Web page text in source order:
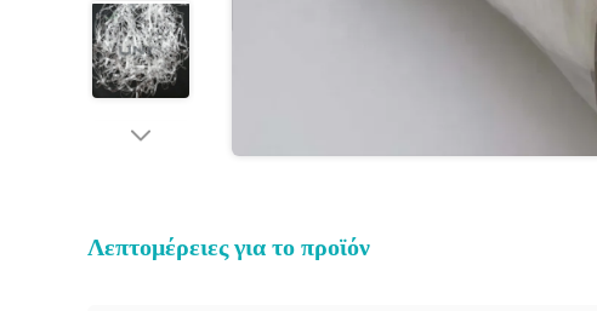
Λεπτομέρειες για το προϊόν